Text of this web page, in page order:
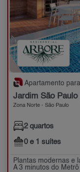
Apartamento para Venda
Zona Norte - São Paulo
2 quartos
0 e 1 suítes
Plantas modernas e
A 3 minutos do